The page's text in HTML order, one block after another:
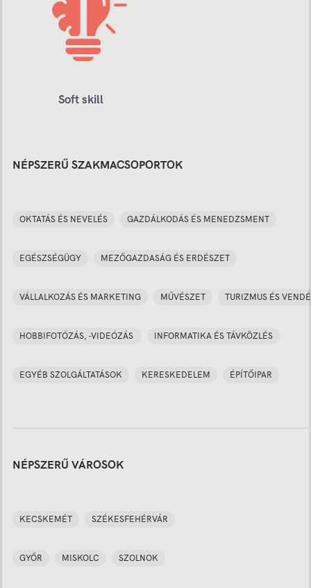
Soft skill
NÉPSZERŰ SZAKMACSOPORTOK
OKTATÁS ÉS NEVELÉS GAZDÁLKODÁS ÉS MENEDZSMENT
EGÉSZSÉGÜGY MEZŐGAZDASÁG ÉS ERDÉSZET
VÁLLALKOZÁS ÉS MARKETING MŰVÉSZET TURIZMUS ÉS
HOBBIFOTÓZÁS, -VIDEÓZÁS INFORMATIKA ÉS TÁVKÖZLÉS
EGYÉB SZOLGÁLTATÁSOK KERESKEDELEM ÉPÍTŐIPAR
NÉPSZERŰ VÁROSOK
KECSKEMÉT SZÉKESFEHÉRVÁR
GYŐR MISKOLC SZOLNOK